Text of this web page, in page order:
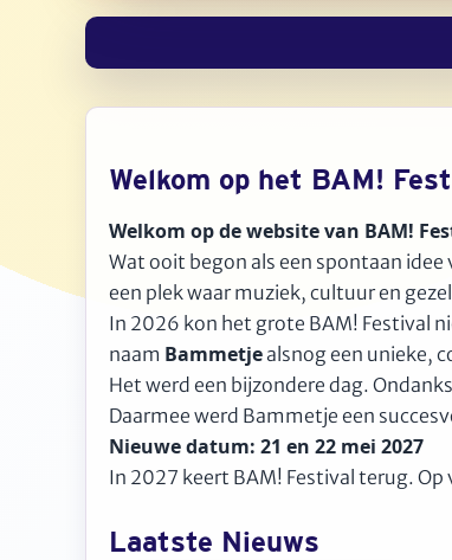
Welkom op het BAM!
Welkom op de website van BAM!
Wat ooit begon als een spontaan
een plek waar muziek, cultuur en
In 2026 kon het grote BAM! Festival
naam Bammetje alsnog een unieke,
Het werd een bijzondere dag.
Daarmee werd Bammetje een
Nieuwe datum: 21 en 22 mei 2027
In 2027 keert BAM! Festival terug.
Laatste Nieuws